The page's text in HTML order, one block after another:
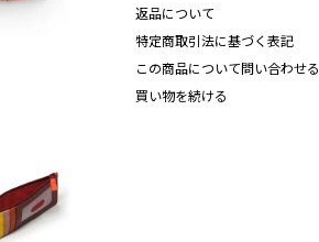
返品について
特定商取引法に基づく表記
この商品について問い合わせる
買い物を続ける